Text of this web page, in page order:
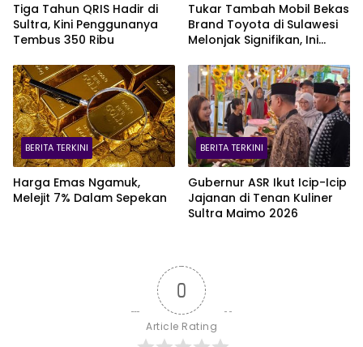
Tiga Tahun QRIS Hadir di
Sultra, Kini Penggunanya
Tembus 350 Ribu
Tukar Tambah Mobil Bekas
Brand Toyota di Sulawesi
Melonjak Signifikan, Ini
BERITA TERKINI
Harga Emas Ngamuk,
Melejit 7% Dalam Sepekan
BERITA TERKINI
Gubernur ASR Ikut Icip-Icip
Jajanan di Tenan Kuliner
Sultra Maimo 2026
0
Article Rating